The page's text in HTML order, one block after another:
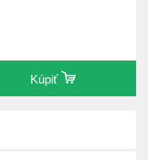
Kúpiť